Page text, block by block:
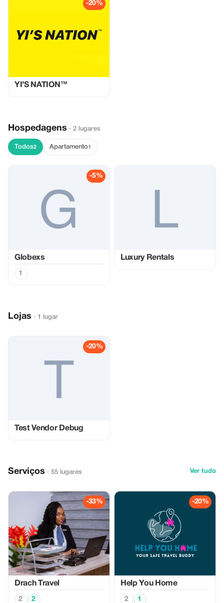
-20%
YI’S NATION™
Hospedagens · 2 lugares
Todos2 Apartamento1
-5%
Globexs
1
Luxury Rentals
Lojas · 1 lugar
-20%
Test Vendor Debug
Serviços · 55 lugares Ver tudo
-33%
Drach Travel
2 2
-20%
Help You Home
2 1